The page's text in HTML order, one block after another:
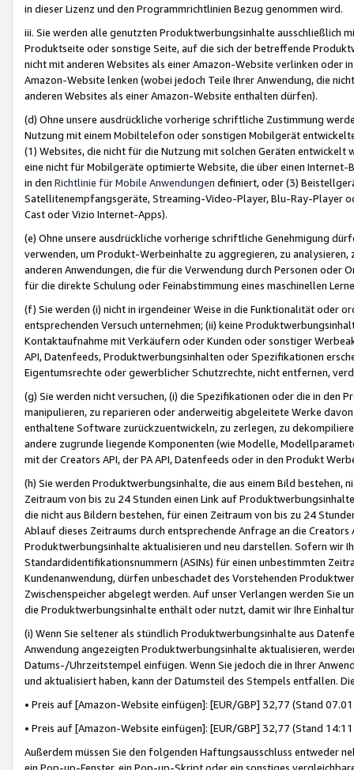
in dieser Lizenz und den Programmrichtlinien Bezug genommen wird.
iii. Sie werden alle genutzten Produktwerbungsinhalte ausschließlich
Produktseite oder sonstige Seite, auf die sich der betreffende
nicht mit anderen Websites als einer Amazon-Website verlinken oder
Amazon-Website lenken (wobei jedoch Teile Ihrer Anwendung, die
anderen Websites als einer Amazon-Website enthalten dürfen).
(d) Ohne unsere ausdrückliche vorherige schriftliche Zustimmung
Nutzung mit einem Mobiltelefon oder sonstigen Mobilgerät
(1) Websites, die nicht für die Nutzung mit solchen Geräten
eine nicht für Mobilgeräte optimierte Website, die über einen
in den Richtlinie für Mobile Anwendungen definiert, oder (3)
Satellitenempfangsgeräte, Streaming-Video-Player, Blu-Ray-Player
Cast oder Vizio Internet-Apps).
(e) Ohne unsere ausdrückliche vorherige schriftliche Genehmigung
verwenden, um Produkt-Werbeinhalte zu aggregieren, zu
anderen Anwendungen, die für die Verwendung durch Personen
für die direkte Schulung oder Feinabstimmung eines maschinellen
(f) Sie werden (i) nicht in irgendeiner Weise in die Funktionalität oder
entsprechenden Versuch unternehmen; (ii) keine
Kontaktaufnahme mit Verkäufern oder Kunden oder sonstiger
API, Datenfeeds, Produktwerbungsinhalten oder Spezifikationen
Eigentumsrechte oder gewerblicher Schutzrechte, nicht entfernen,
(g) Sie werden nicht versuchen, (i) die Spezifikationen oder die in
manipulieren, zu reparieren oder anderweitig abgeleitete Werke
enthaltene Software zurückzuentwickeln, zu zerlegen, zu
andere zugrunde liegende Komponenten (wie Modelle,
mit der Creators API, der PA API, Datenfeeds oder in den Produkt
(h) Sie werden Produktwerbungsinhalte, die aus einem Bild bestehen,
Zeitraum von bis zu 24 Stunden einen Link auf
die nicht aus Bildern bestehen, für einen Zeitraum von bis zu 24
Ablauf dieses Zeitraums durch entsprechende Anfrage an die
Produktwerbungsinhalte aktualisieren und neu darstellen. Sofern wir
Standardidentifikationsnummern (ASINs) für einen unbestimmten
Kundenanwendung, dürfen unbeschadet des Vorstehenden
Zwischenspeicher abgelegt werden. Auf unser Verlangen werden Sie
die Produktwerbungsinhalte enthält oder nutzt, damit wir Ihre
(i) Wenn Sie seltener als stündlich Produktwerbungsinhalte aus
Anwendung angezeigten Produktwerbungsinhalte aktualisieren,
Datums-/Uhrzeitstempel einfügen. Wenn Sie jedoch die in Ihrer
und aktualisiert haben, kann der Datumsteil des Stempels entfallen.
• Preis auf [Amazon-Website einfügen]: [EUR/GBP] 32,77 (Stand
• Preis auf [Amazon-Website einfügen]: [EUR/GBP] 32,77 (Stand
Außerdem müssen Sie den folgenden Haftungsausschluss entweder
ein Pop-up-Fenster, ein Pop-up-Skript oder ein sonstiges